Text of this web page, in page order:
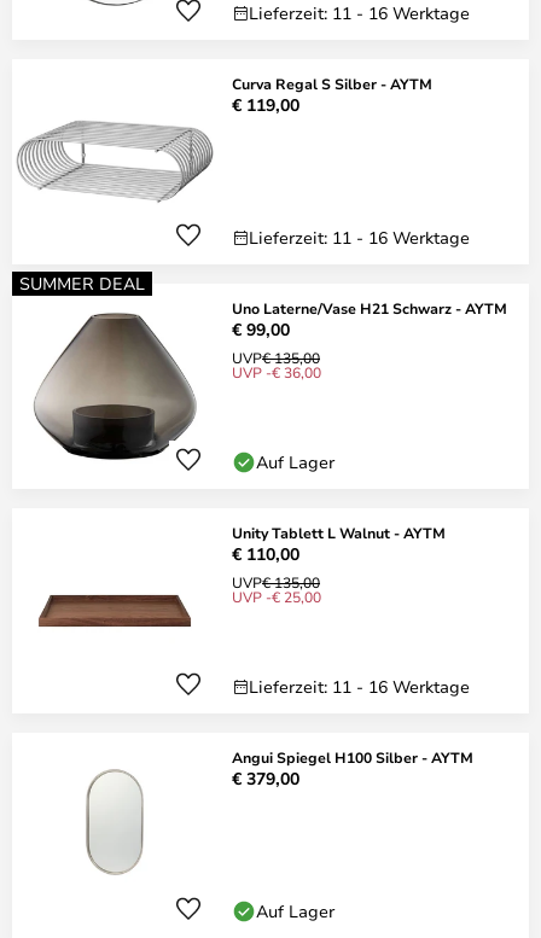
Lieferzeit: 11 - 16 Werktage
Curva Regal S Silber - AYTM
€ 119,00
Lieferzeit: 11 - 16 Werktage
SUMMER DEAL
Uno Laterne/Vase H21 Schwarz - AYTM
€ 99,00
UVP€ 135,00
UVP -€ 36,00
Auf Lager
Unity Tablett L Walnut - AYTM
€ 110,00
UVP€ 135,00
UVP -€ 25,00
Lieferzeit: 11 - 16 Werktage
Angui Spiegel H100 Silber - AYTM
€ 379,00
Auf Lager